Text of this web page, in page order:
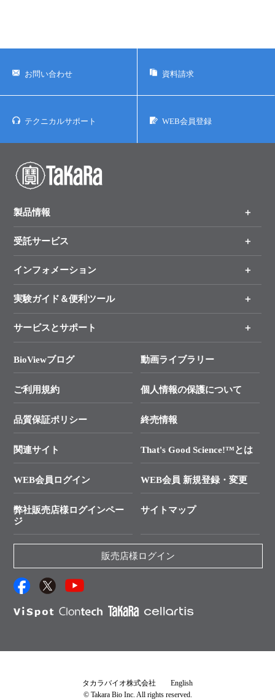
お問い合わせ 資料請求
テクニカルサポート WEB会員登録
製品情報
製品一覧
手法から製品を探す
新製品情報
受託サービス
オンライン注文
インフォメーション
キャンペーン
タカラバイオ各種会員募集のお知らせ
終売製品のお知らせ
価格改定のご案内
タカラバイオ発表文献
実験ガイド＆便利ツール
リアルタイムPCR実験のススメ
幹細胞・再生医療研究ガイド
クローニング実験ガイド
SMARTer NGSポータルサイト
プライマー設計
制限酵素切断サイトの検索
ユーザーズボイス集
エピジェネティクス実験ガイド
抗体検索サイト
サービスとサポート
総合お問い合わせ
├ 実験コンシェルジュ
├ 受託サービスお問い合わせ
└ カスタム製造お問い合わせ
資料請求 機器関連
資料請求 受託関連
資料請求 核酸抽出・精製カタログ
サンプル請求一覧
プロトコール集
BioViewブログ 動画ライブラリー
ご利用規約 個人情報の保護について
品質保証ポリシー 終売情報
関連サイト That's Good Science!™とは
WEB会員ログイン WEB会員 新規登録・変更
弊社販売店様ログインペー
ジ
サイトマップ
販売店様ログイン
タカラバイオ株式会社
English
© Takara Bio Inc. All rights reserved.